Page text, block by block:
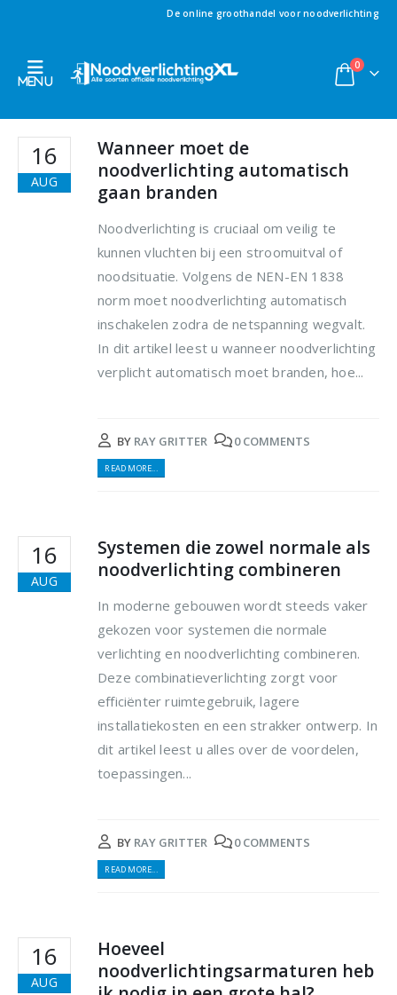
De online groothandel voor noodverlichting
0
16
AUG
Wanneer moet de
noodverlichting automatisch
gaan branden
Noodverlichting is cruciaal om veilig te
kunnen vluchten bij een stroomuitval of
noodsituatie. Volgens de NEN-EN 1838
norm moet noodverlichting automatisch
inschakelen zodra de netspanning wegvalt.
In dit artikel leest u wanneer noodverlichting
verplicht automatisch moet branden, hoe...
BY RAY GRITTER 0 COMMENTS
READ MORE...
16
AUG
Systemen die zowel normale als
noodverlichting combineren
In moderne gebouwen wordt steeds vaker
gekozen voor systemen die normale
verlichting en noodverlichting combineren.
Deze combinatieverlichting zorgt voor
efficiënter ruimtegebruik, lagere
installatiekosten en een strakker ontwerp. In
dit artikel leest u alles over de voordelen,
toepassingen...
BY RAY GRITTER 0 COMMENTS
READ MORE...
16
AUG
Hoeveel
noodverlichtingsarmaturen heb